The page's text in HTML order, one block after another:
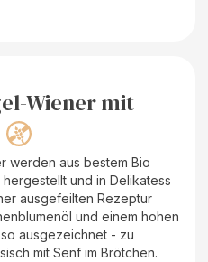
Wiener mit
werden aus bestem Bio
und in Delikatess
ausgefeilten Rezeptur
und einem hohen
ausgezeichnet - zu
mit Senf im Brötchen.